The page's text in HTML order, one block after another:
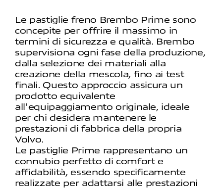
Le pastiglie freno Brembo Prime sono
concepite per offrire il massimo in
termini di sicurezza e qualità. Brembo
supervisiona ogni fase della produzione,
dalla selezione dei materiali alla
creazione della mescola, fino ai test
finali. Questo approccio assicura un
prodotto equivalente
all'equipaggiamento originale, ideale
per chi desidera mantenere le
prestazioni di fabbrica della propria
Volvo.
Le pastiglie Prime rappresentano un
connubio perfetto di comfort e
affidabilità, essendo specificamente
realizzate per adattarsi alle prestazioni